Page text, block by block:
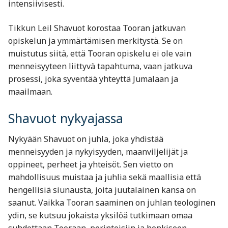
intensiivisesti.
Tikkun Leil Shavuot korostaa Tooran jatkuvan
opiskelun ja ymmärtämisen merkitystä. Se on
muistutus siitä, että Tooran opiskelu ei ole vain
menneisyyteen liittyvä tapahtuma, vaan jatkuva
prosessi, joka syventää yhteyttä Jumalaan ja
maailmaan.
Shavuot nykyajassa
Nykyään Shavuot on juhla, joka yhdistää
menneisyyden ja nykyisyyden, maanviljelijät ja
oppineet, perheet ja yhteisöt. Sen vietto on
mahdollisuus muistaa ja juhlia sekä maallisia että
hengellisiä siunausta, joita juutalainen kansa on
saanut. Vaikka Tooran saaminen on juhlan teologinen
ydin, se kutsuu jokaista yksilöä tutkimaan omaa